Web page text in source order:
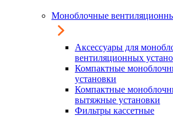
Моноблочные
Аксессуары для
вентиляционных
Компактные
установки
Компактные
вытяжные установки
Фильтры кассетные